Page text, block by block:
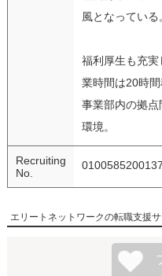
風となっている
福利厚生も充
業時間は20時間
事業部内の拠
環境。
Recruiting
No.
エリートネットワークの転職支援